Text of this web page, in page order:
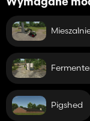
Wymagane
Pigshed